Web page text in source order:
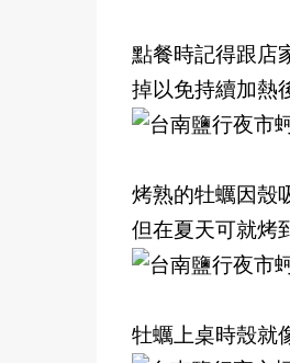
點餐時記得跟店
掉以免持續加熱
烤熟的牡蠣因殼
但在夏天可就烤
牡蠣上桌時殼就